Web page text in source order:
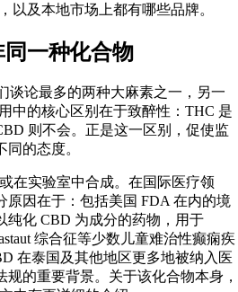
以及本地市场上都有哪些品牌。
一种化合物
谈论最多的两种大麻素之一，另一
中的核心区别在于致醉性：THC 是
则不会。正是这一区别，促使监
的态度。
在实验室中合成。在国际医疗领
原因在于：包括美国 FDA 在内的境
纯化 CBD 为成分的药物，用于
综合征等少数儿童难治性癫痫疾
在泰国及其他地区更多地被纳入医
的重要背景。关于该化合物本身，